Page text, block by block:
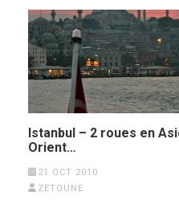
Istanbul – 2 roues en
Orient…
21 OCT 2010
ZETOUNE